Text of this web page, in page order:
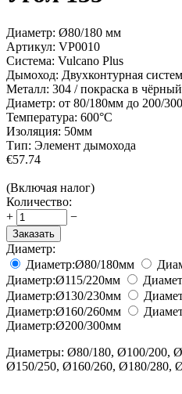
Диаметр: Ø80/180 мм
Артикул: VP0010
Система: Vulcano Plus
Дымоход: Двухконтурная
Металл: 304 / покраска в
Диаметр: от 80/180мм до 200/
Температура: 600°С
Изоляция: 50мм
Тип: Элемент дымохода
€57.74
(Включая налог)
Количество:
+
−
Заказать
Диаметр:
Диаметр:Ø80/180мм
Диаметр:Ø115/220мм
Диаметр:Ø130/230мм
Диаметр:Ø160/260мм
Диаметр:Ø200/300мм
Диаметры: Ø80/180, Ø100/200,
Ø150/250, Ø160/260, Ø180/280,